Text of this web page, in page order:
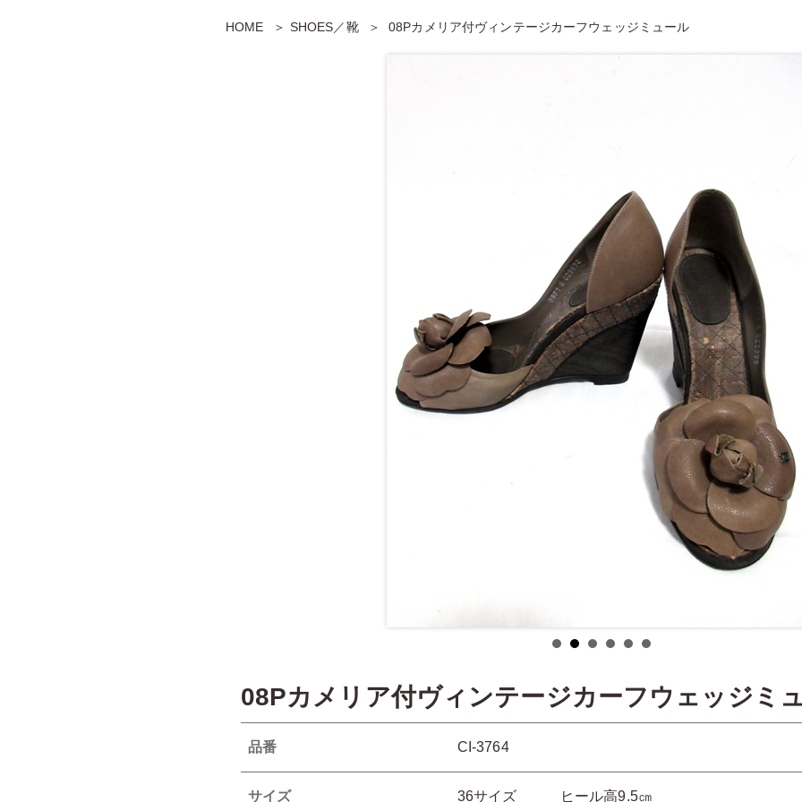
HOME SHOES／靴 08Pカメリア付ヴィンテージカーフウェッジミュール
08Pカメリア付ヴィンテージカーフウェッジミ
品番 CI-3764
サイズ 36サイズ ヒール高9.5㎝